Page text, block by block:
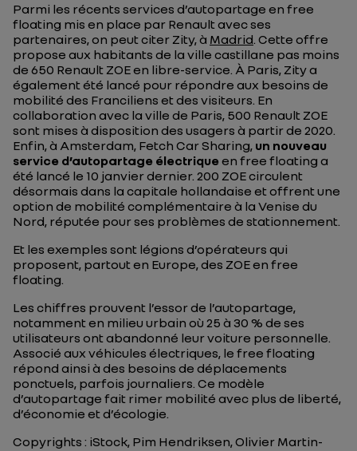
Parmi les récents services d’autopartage en free
floating mis en place par Renault avec ses
partenaires, on peut citer Zity, à Madrid. Cette offre
propose aux habitants de la ville castillane pas moins
de 650 Renault ZOE en libre-service. À Paris, Zity a
également été lancé pour répondre aux besoins de
mobilité des Franciliens et des visiteurs. En
collaboration avec la ville de Paris, 500 Renault ZOE
sont mises à disposition des usagers à partir de 2020.
Enfin, à Amsterdam, Fetch Car Sharing, un nouveau
service d’autopartage électrique en free floating a
été lancé le 10 janvier dernier. 200 ZOE circulent
désormais dans la capitale hollandaise et offrent une
option de mobilité complémentaire à la Venise du
Nord, réputée pour ses problèmes de stationnement.
Et les exemples sont légions d’opérateurs qui
proposent, partout en Europe, des ZOE en free
floating.
Les chiffres prouvent l’essor de l’autopartage,
notamment en milieu urbain où 25 à 30 % de ses
utilisateurs ont abandonné leur voiture personnelle.
Associé aux véhicules électriques, le free floating
répond ainsi à des besoins de déplacements
ponctuels, parfois journaliers. Ce modèle
d’autopartage fait rimer mobilité avec plus de liberté,
d’économie et d’écologie.
Copyrights : iStock, Pim Hendriksen, Olivier Martin-